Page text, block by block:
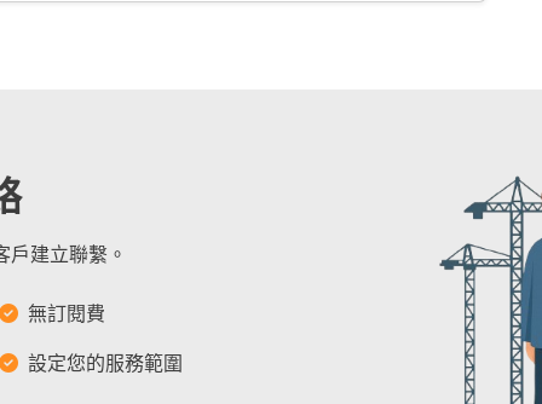
建立聯繫。
無訂閱費
設定您的服務範圍